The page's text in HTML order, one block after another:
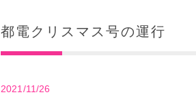
都電クリスマス号の運行
2021/11/26